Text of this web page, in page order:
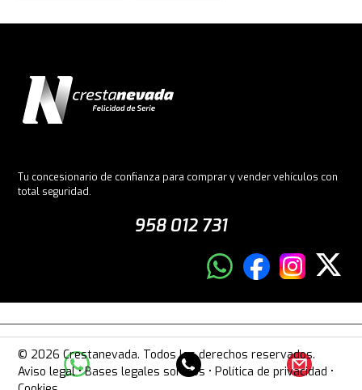
Tu concesionario de confianza para comprar y vender vehículos con
total seguridad.
958 012 731
© 2026 Crestanevada. Todos los derechos reservados.
Aviso legal•Bases legales sorteos •Política de privacidad •